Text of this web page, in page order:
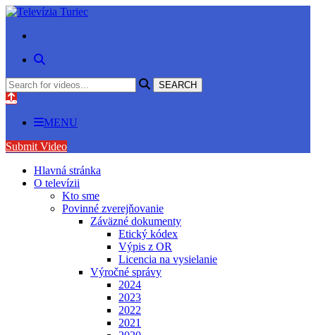
MENU
Submit Video
Hlavná stránka
O televízii
Kto sme
Povinné zverejňovanie
Záväzné dokumenty
Etický kódex
Výpis z OR
Licencia na vysielanie
Výročné správy
2024
2023
2022
2021